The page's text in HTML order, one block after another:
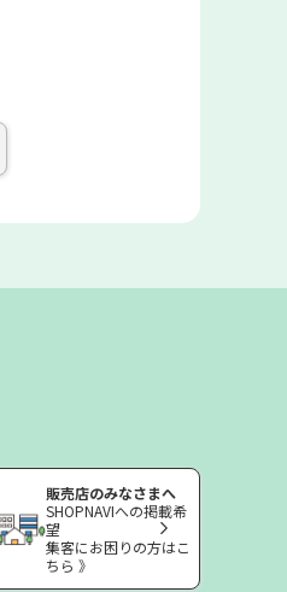
販売店のみなさまへ
SHOPNAVIへの掲載希
望
集客にお困りの方はこ
ちら 》